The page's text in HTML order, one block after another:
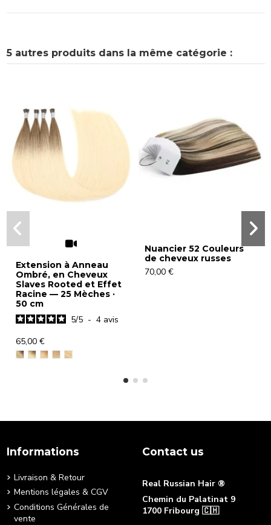
5 autres produits dans la même catégorie :
Extension à Anneau
Ombré, en Cheveux
Slaves Rooted et Effet
Racine — 25 Mèches ·
50 cm
5/5 - 4 avis
65,00 €
Nuancier 52 Couleurs
de cheveux russes
70,00 €
Informations
Livraison & Retour
Mentions légales & CGV
Conditions Générales de
vente
Contact us
Real Russian Hair ®
Chemin du Palatinat 9
1700 Fribourg 🇨🇭